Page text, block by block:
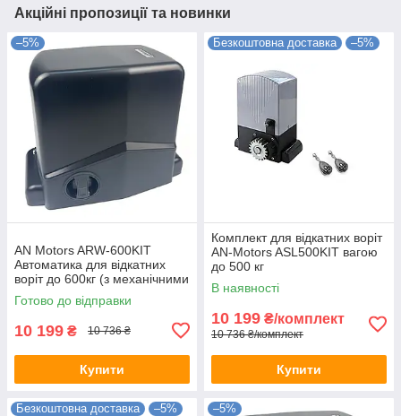
Акційні пропозиції та новинки
–5%
AN Motors ARW-600KIT
Автоматика для відкатних
воріт до 600кг (з механічними
кінцевими вимикачами)
Готово до відправки
10 199 ₴ 10 736 ₴
Купити
Безкоштовна доставка –5%
Комплект для відкатних воріт
AN-Motors ASL500KIT вагою
до 500 кг
В наявності
10 199 ₴/комплект
10 736 ₴/комплект
Купити
Безкоштовна доставка –5% –5%